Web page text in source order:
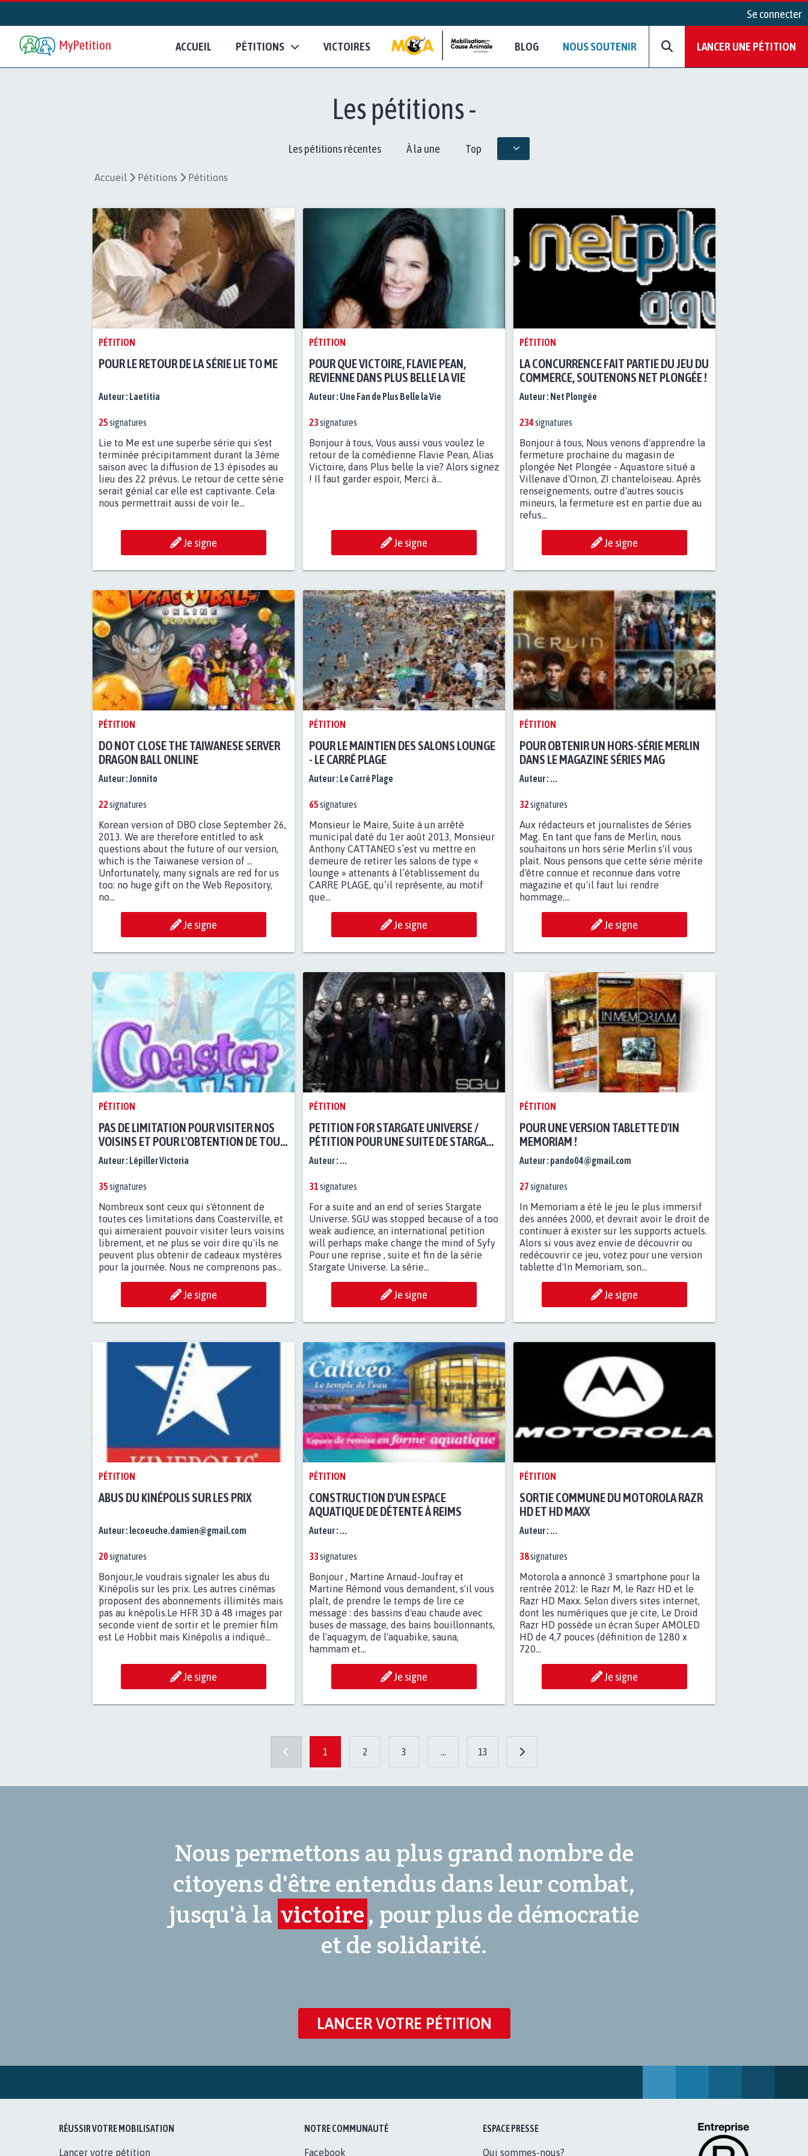
Se connecter
ACCUEIL PÉTITIONS VICTOIRES BLOG NOUS SOUTENIR LANCER UNE PÉTITION
Les pétitions -
Les pétitions récentes À la une Top
Accueil Pétitions Pétitions
PÉTITION
POUR LE RETOUR DE LA SÉRIE LIE TO ME
Auteur : Laetitia
25signatures
Lie to Me est une superbe série qui s'est
terminée précipitamment durant la 3ème
saison avec la diffusion de 13 épisodes au
lieu des 22 prévus. Le retour de cette série
serait génial car elle est captivante. Cela
nous permettrait aussi de voir le...
Je signe
PÉTITION
POUR QUE VICTOIRE, FLAVIE PEAN,
REVIENNE DANS PLUS BELLE LA VIE
Auteur : Une Fan de Plus Belle la Vie
23signatures
Bonjour à tous, Vous aussi vous voulez le
retour de la comédienne Flavie Pean, Alias
Victoire, dans Plus belle la vie? Alors signez
! Il faut garder espoir, Merci à...
Je signe
PÉTITION
LA CONCURRENCE FAIT PARTIE DU JEU DU
COMMERCE, SOUTENONS NET PLONGÉE !
Auteur : Net Plongée
234signatures
Bonjour à tous, Nous venons d'apprendre la
fermeture prochaine du magasin de
plongée Net Plongée - Aquastore situé a
Villenave d'Ornon, ZI chanteloiseau. Après
renseignements, outre d'autres soucis
mineurs, la fermeture est en partie due au
refus...
Je signe
PÉTITION
DO NOT CLOSE THE TAIWANESE SERVER
DRAGON BALL ONLINE
Auteur :Jonnito
22signatures
Korean version of DBO close September 26,
2013. We are therefore entitled to ask
questions about the future of our version,
which is the Taiwanese version of ...
Unfortunately, many signals are red for us
too: no huge gift on the Web Repository,
no...
Je signe
PÉTITION
POUR LE MAINTIEN DES SALONS LOUNGE
- LE CARRÉ PLAGE
Auteur : Le Carré Plage
65signatures
Monsieur le Maire, Suite à un arrêté
municipal daté du 1er août 2013, Monsieur
Anthony CATTANEO s’est vu mettre en
demeure de retirer les salons de type «
lounge » attenants à l’établissement du
CARRE PLAGE, qu’il représente, au motif
que...
Je signe
PÉTITION
POUR OBTENIR UN HORS-SÉRIE MERLIN
DANS LE MAGAZINE SÉRIES MAG
Auteur : ...
32signatures
Aux rédacteurs et journalistes de Séries
Mag. En tant que fans de Merlin, nous
souhaitons un hors série Merlin s'il vous
plait. Nous pensons que cette série mérite
d'être connue et reconnue dans votre
magazine et qu'il faut lui rendre
hommage....
Je signe
PÉTITION
PAS DE LIMITATION POUR VISITER NOS
VOISINS ET POUR L'OBTENTION DE TOUS
NOS CADEAUX MYSTÈRES.
Auteur : Lépiller Victoria
35signatures
Nombreux sont ceux qui s'étonnent de
toutes ces limitations dans Coasterville, et
qui aimeraient pouvoir visiter leurs voisins
librement, et ne plus se voir dire qu'ils ne
peuvent plus obtenir de cadeaux mystères
pour la journée. Nous ne comprenons pas...
Je signe
PÉTITION
PETITION FOR STARGATE UNIVERSE /
PÉTITION POUR UNE SUITE DE STARGATE
UNIVERSE / ДЛЯ
ПРОДОЛЖЕНИЕ И КОНЕЦ
Auteur : ...
31signatures
For a suite and an end of series Stargate
Universe. SGU was stopped because of a too
weak audience, an international petition
will perhaps make change the mind of Syfy
Pour une reprise , suite et fin de la série
Stargate Universe. La série...
Je signe
PÉTITION
POUR UNE VERSION TABLETTE D'IN
MEMORIAM !
Auteur : pando04@gmail.com
27signatures
In Memoriam a été le jeu le plus immersif
des années 2000, et devrait avoir le droit de
continuer à exister sur les supports actuels.
Alors si vous avez envie de découvrir ou
redécouvrir ce jeu, votez pour une version
tablette d'In Memoriam, son...
Je signe
PÉTITION
ABUS DU KINÉPOLIS SUR LES PRIX
Auteur : lecoeuche.damien@gmail.com
20signatures
Bonjour,Je voudrais signaler les abus du
Kinépolis sur les prix. Les autres cinémas
proposent des abonnements illimités mais
pas au knépolis.Le HFR 3D à 48 images par
seconde vient de sortir et le premier film
est Le Hobbit mais Kinépolis a indiqué...
Je signe
PÉTITION
CONSTRUCTION D'UN ESPACE
AQUATIQUE DE DÉTENTE À REIMS
Auteur : ...
33signatures
Bonjour , Martine Arnaud-Joufray et
Martine Rémond vous demandent, s'il vous
plaît, de prendre le temps de lire ce
message : des bassins d'eau chaude avec
buses de massage, des bains bouillonnants,
de l'aquagym, de l'aquabike, sauna,
hammam et...
Je signe
PÉTITION
SORTIE COMMUNE DU MOTOROLA RAZR
HD ET HD MAXX
Auteur : ...
38signatures
Motorola a annoncé 3 smartphone pour la
rentrée 2012: le Razr M, le Razr HD et le
Razr HD Maxx. Selon divers sites internet,
dont les numériques que je cite, Le Droid
Razr HD possède un écran Super AMOLED
HD de 4,7 pouces (définition de 1280 x
720...
Je signe
1 2 3 ... 13
Nous permettons au plus grand nombre de
citoyens d'être entendus dans leur combat,
jusqu'à la victoire, pour plus de démocratie
et de solidarité.
LANCER VOTRE PÉTITION
RÉUSSIR VOTRE MOBILISATION
Lancer votre pétition
NOTRE COMMUNAUTÉ
Facebook
ESPACE PRESSE
Qui sommes-nous?